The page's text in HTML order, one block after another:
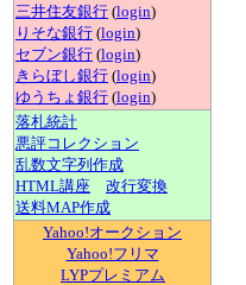
三井住友銀行 (login)
りそな銀行 (login)
セブン銀行 (login)
きらぼし銀行 (login)
ゆうちょ銀行 (login)
落札統計
悪評コレクション
乱数文字列作成
HTML講座
改行変換
送料MAP作成
Yahoo!オークション
Yahoo!フリマ
LYPプレミアム